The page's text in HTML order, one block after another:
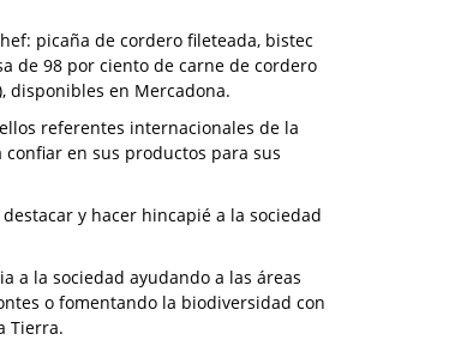
picaña de cordero fileteada, bistec
de 98 por ciento de carne de cordero
disponibles en Mercadona.
referentes internacionales de la
en sus productos para sus
y hacer hincapié a la sociedad
a la sociedad ayudando a las áreas
o fomentando la biodiversidad con
Tierra.